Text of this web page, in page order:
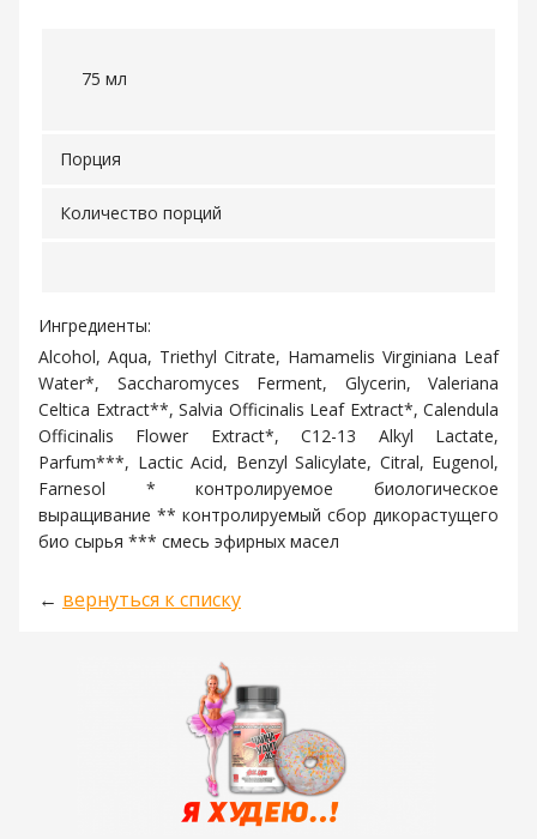
75 мл
Порция
Количество порций
Ингредиенты:
Alcohol, Aqua, Triethyl Citrate, Hamamelis Virginiana Leaf
Water*, Saccharomyces Ferment, Glycerin, Valeriana
Celtica Extract**, Salvia Officinalis Leaf Extract*, Calendula
Officinalis Flower Extract*, C12-13 Alkyl Lactate,
Parfum***, Lactic Acid, Benzyl Salicylate, Citral, Eugenol,
Farnesol * контролируемое биологическое
выращивание ** контролируемый сбор дикорастущего
био сырья *** смесь эфирных масел
← вернуться к списку